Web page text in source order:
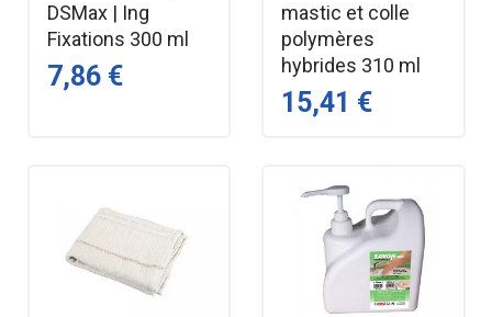
DSMax | Ing
Fixations 300 ml
7,86 €
mastic et colle
polymères
hybrides 310 ml
15,41 €